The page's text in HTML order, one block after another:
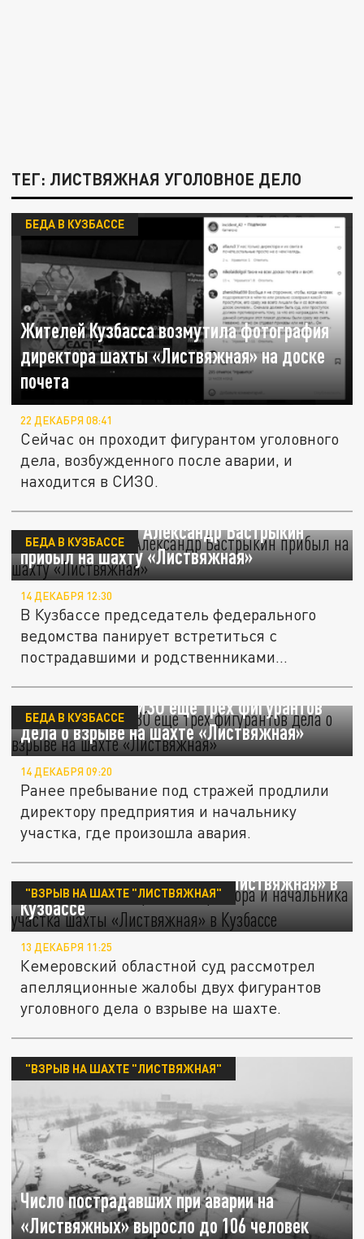
ТЕГ: ЛИСТВЯЖНАЯ УГОЛОВНОЕ ДЕЛО
Жителей Кузбасса возмутила фотография
директора шахты «Листвяжная» на доске
почета
БЕДА В КУЗБАССЕ
22 ДЕКАБРЯ 08:41
Сейчас он проходит фигурантом уголовного
дела, возбужденного после аварии, и
находится в СИЗО.
Глава СК России Александр Бастрыкин
прибыл на шахту «Листвяжная»
БЕДА В КУЗБАССЕ
14 ДЕКАБРЯ 12:30
В Кузбассе председатель федерального
ведомства панирует встретиться с
пострадавшими и родственниками
Суд оставил в СИЗО еще трех фигурантов
дела о взрыве на шахте «Листвяжная»
БЕДА В КУЗБАССЕ
14 ДЕКАБРЯ 09:20
Ранее пребывание под стражей продлили
директору предприятия и начальнику
участка, где произошла авария.
Суд оставил под арестом директора и
начальника участка шахты «Листвяжная» в
Кузбассе
"ВЗРЫВ НА ШАХТЕ "ЛИСТВЯЖНАЯ"
13 ДЕКАБРЯ 11:25
Кемеровский областной суд рассмотрел
апелляционные жалобы двух фигурантов
уголовного дела о взрыве на шахте.
Число пострадавших при аварии на
«Листвяжных» выросло до 106 человек
"ВЗРЫВ НА ШАХТЕ "ЛИСТВЯЖНАЯ"